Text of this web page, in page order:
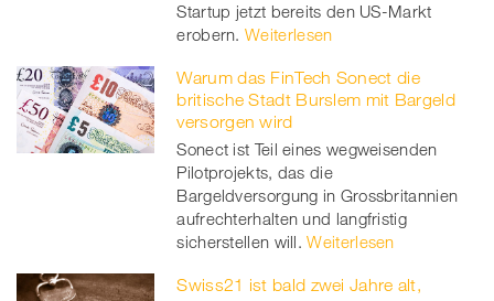
Startup jetzt bereits den US-Markt
erobern. Weiterlesen
Warum das FinTech Sonect die
britische Stadt Burslem mit Bargeld
versorgen wird
Sonect ist Teil eines wegweisenden
Pilotprojekts, das die
Bargeldversorgung in Grossbritannien
aufrechterhalten und langfristig
sicherstellen will. Weiterlesen
Swiss21 ist bald zwei Jahre alt,